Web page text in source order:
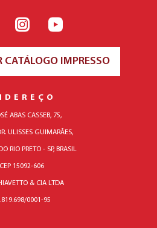
CATÁLOGO IMPRESSO
ABAS CASSEB, 75,
ULISSES GUIMARÃES,
RIO PRETO - SP, BRASIL
CEP 15092-606
& CIA LTDA
0001-95